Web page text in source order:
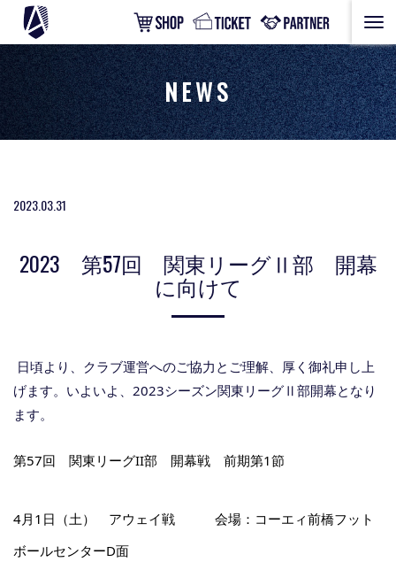
NEWS
2023.03.31
2023 第57回 関東リーグⅡ部 開幕
に向けて
日頃より、クラブ運営へのご協力とご理解、厚く御礼申し上
げます。いよいよ、2023シーズン関東リーグⅡ部開幕となり
ます。
第57回 関東リーグII部 開幕戦 前期第1節
4月1日（土） アウェイ戦 会場：コーエィ前橋フット
ボールセンターD面